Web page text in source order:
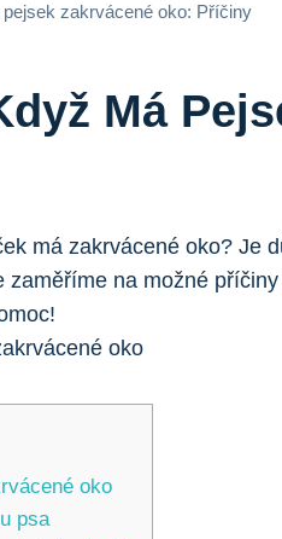
zakrvácené oko: Příčiny
Má
má zakrvácené oko? Je
na možné
oko
psa